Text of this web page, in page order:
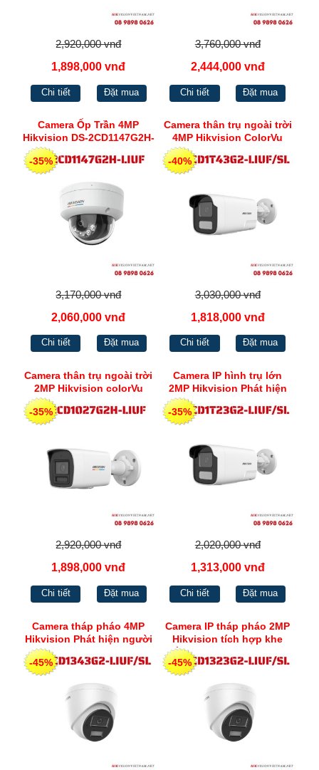
2,920,000 vnđ
1,898,000 vnđ
Chi tiết Đặt mua
3,760,000 vnđ
2,444,000 vnđ
Chi tiết Đặt mua
Camera Ốp Trần 4MP
Hikvision DS-2CD1147G2H-
LIUF: Có Màu 24/7, Phát
Hiện Con Người
-35%
3,170,000 vnđ
2,060,000 vnđ
Chi tiết Đặt mua
Camera thân trụ ngoài trời
4MP Hikvision ColorVu
phát hiện người phương
tiện, cùng Chế độ đèn
-40%
3,030,000 vnđ
1,818,000 vnđ
Chi tiết Đặt mua
Camera thân trụ ngoài trời
2MP Hikvision colorVu
phát hiện người phương
tiện, cùng Chế độ đèn
-35%
2,920,000 vnđ
1,898,000 vnđ
Chi tiết Đặt mua
Camera IP hình trụ lớn
2MP Hikvision Phát hiện
người và phương tiện
cùng Chế độ đèn thông
minh DS-2CD1T23G2-
-35%
2,020,000 vnđ
1,313,000 vnđ
Chi tiết Đặt mua
Camera tháp pháo 4MP
Hikvision Phát hiện người
và phương tiện cùng Chế
độ đèn thông minh DS-
2CD1343G2-LIUF/SL
-45%
Camera IP tháp pháo 2MP
Hikvision tích hợp khe
cắm thẻ nhớ và micro và
loa DS-2CD1323G2-
-45%